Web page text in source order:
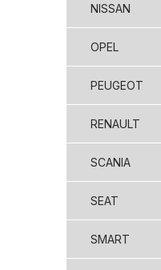
NISSAN
OPEL
PEUGEOT
RENAULT
SCANIA
SEAT
SMART